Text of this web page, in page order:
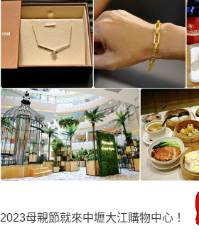
2023母親節就來中壢大江購物中心！